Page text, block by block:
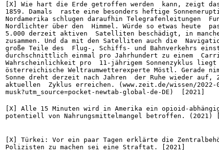
[X] Wie hart die Erde getroffen werden  kann, zeigt
1859. Damals  raste eine besonders heftige
Nordamerika schlugen daraufhin Telegrafenleitungen
Nordlichter über den  Himmel. Würde so etwas heute
5.000 derzeit aktiven  Satelliten beschädigt, in
zusammen. Und da mit den Satelliten auch die
große Teile des  Flug-, Schiffs- und Bahnverkehrs
durchschnittlich einmal pro Jahrhundert zu einem
Wahrscheinlichkeit pro  11-jährigem Sonnenzyklus
österreichische Weltraumwetterexperte Möstl. Gerade
Sonne dreht derzeit nach Jahren  der Ruhe wieder auf,
aktuellen  Zyklus erreichen. (www.zeit.de/wissen/
musk?utm_source=pocket-newtab-global-de-DE)  [2021]
[X] Alle 15 Minuten wird in Amerika ein opioid-
potentiell von Nahrungsmittelmangel betroffen. (2021)
[X] Türkei: Vor ein paar Tagen erklärte die
Polizisten zu machen sei eine Straftat. [2021]